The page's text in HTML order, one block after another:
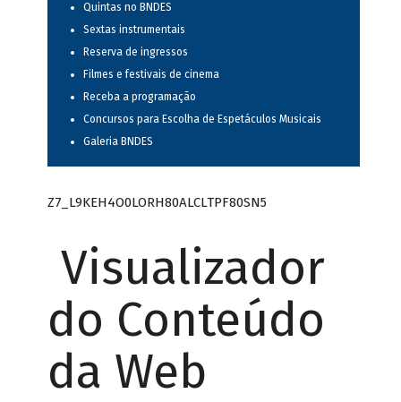
Quintas no BNDES
Sextas instrumentais
Reserva de ingressos
Filmes e festivais de cinema
Receba a programação
Concursos para Escolha de Espetáculos Musicais
Galeria BNDES
Z7_L9KEH4O0LORH80ALCLTPF80SN5
Visualizador
do Conteúdo
da Web